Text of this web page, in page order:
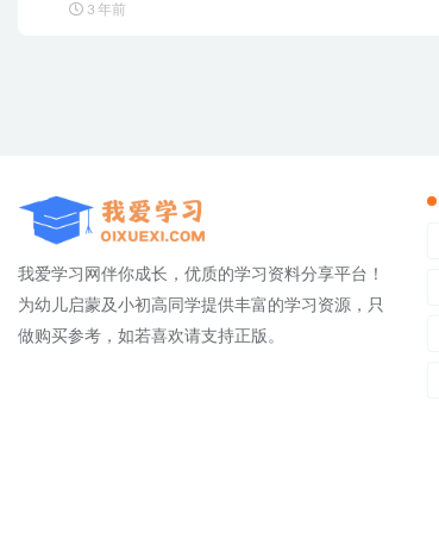
3 年前
我爱学习网伴你成长，优质的学习资料分享平台！
为幼儿启蒙及小初高同学提供丰富的学习资源，只
做购买参考，如若喜欢请支持正版。